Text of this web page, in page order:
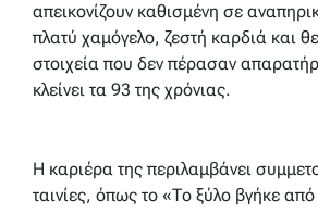
απεικονίζουν καθισμένη σε
πλατύ χαμόγελο, ζεστή καρδιά και
στοιχεία που δεν πέρασαν
κλείνει τα 93 της χρόνιας.
Η καριέρα της περιλαμβάνει
ταινίες, όπως το «Το ξύλο βγήκε